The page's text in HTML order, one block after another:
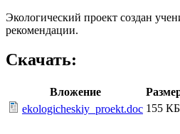
Экологический проект создан
рекомендации.
Скачать:
Вложение
ekologicheskiy_proekt.doc 155 КБ